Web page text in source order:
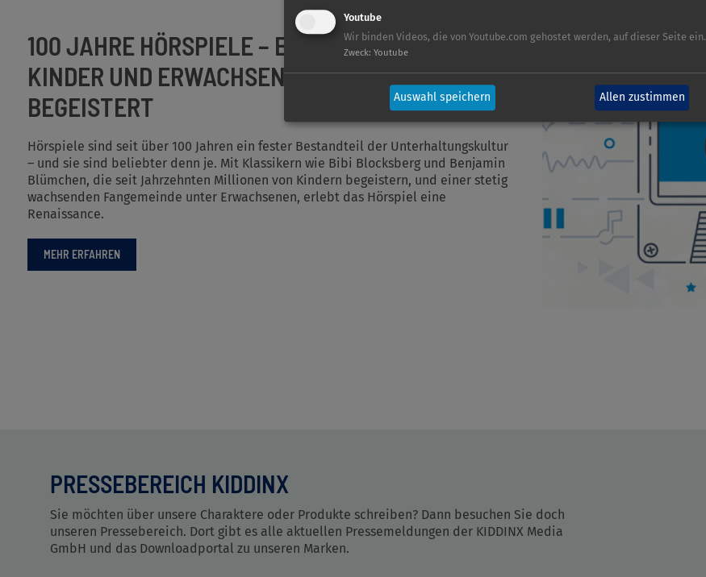
100 JAHRE HÖRSPIELE – EINE TRADITION, DIE
KINDER UND ERWACHSENE BIS HEUTE
BEGEISTERT
Hörspiele sind seit über 100 Jahren ein fester Bestandteil der Unterhaltungskultur
– und sie sind beliebter denn je. Mit Klassikern wie Bibi Blocksberg und Benjamin
Blümchen, die seit Jahrzehnten Millionen von Kindern begeistern, und einer stetig
wachsenden Fangemeinde unter Erwachsenen, erlebt das Hörspiel eine
Renaissance.
MEHR ERFAHREN
PRESSEBEREICH KIDDINX
Sie möchten über unsere Charaktere oder Produkte schreiben? Dann besuchen Sie doch
unseren Pressebereich. Dort gibt es alle aktuellen Pressemeldungen der KIDDINX Media
GmbH und das Downloadportal zu unseren Marken.
Youtube
Wir binden Videos, die von Youtube.com gehostet werden, auf dieser Seite ein.
Zweck: Youtube
Auswahl speichern Allen zustimmen